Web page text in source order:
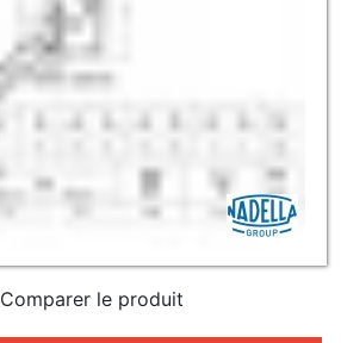
Comparer le produit